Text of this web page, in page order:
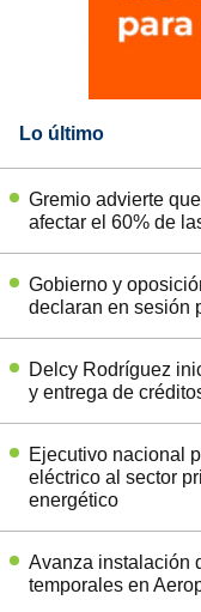
Lo último
Gremio advierte
afectar el 60% de
Gobierno y
declaran en sesión
Delcy Rodríguez
y entrega de
Ejecutivo nacional
eléctrico al sector
energético
Avanza instalación
temporales en